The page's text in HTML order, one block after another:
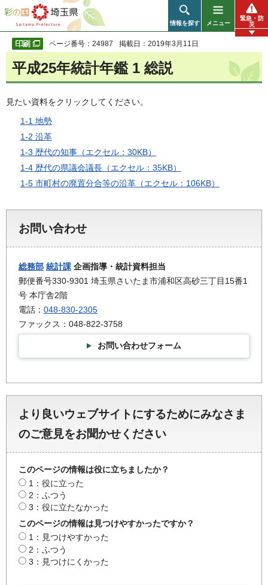
彩の国 埼玉県
情報を探す メニュー
緊急・防
災
ページ番号：24987 掲載日：2019年3月11日
平成25年統計年鑑 1 総説
見たい資料をクリックしてください。
1-1 地勢
1-2 沿革
1-3 歴代の知事（エクセル：30KB）
1-4 歴代の県議会議長（エクセル：35KB）
1-5 市町村の廃置分合等の沿革（エクセル：106KB）
お問い合わせ
総務部 統計課 企画指導・統計資料担当
郵便番号330-9301 埼玉県さいたま市浦和区高砂三丁目15番1
号 本庁舎2階
電話： 048-830-2305
ファックス：048-822-3758
お問い合わせフォーム
より良いウェブサイトにするためにみなさま
のご意見をお聞かせください
このページの情報は役に立ちましたか？
1：役に立った
2：ふつう
3：役に立たなかった
このページの情報は見つけやすかったですか？
1：見つけやすかった
2：ふつう
3：見つけにくかった